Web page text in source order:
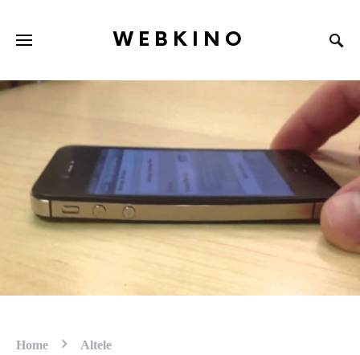
WEBKINO
Home Altele